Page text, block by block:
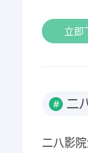
立即
# 二
二八影